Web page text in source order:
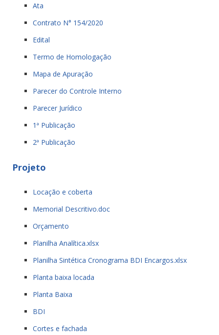
Ata
Contrato N° 154/2020
Edital
Termo de Homologação
Mapa de Apuração
Parecer do Controle Interno
Parecer Jurídico
1ª Publicação
2ª Publicação
Projeto
Locação e coberta
Memorial Descritivo.doc
Orçamento
Planilha Analítica.xlsx
Planilha Sintética Cronograma BDI Encargos.xlsx
Planta baixa locada
Planta Baixa
BDI
Cortes e fachada